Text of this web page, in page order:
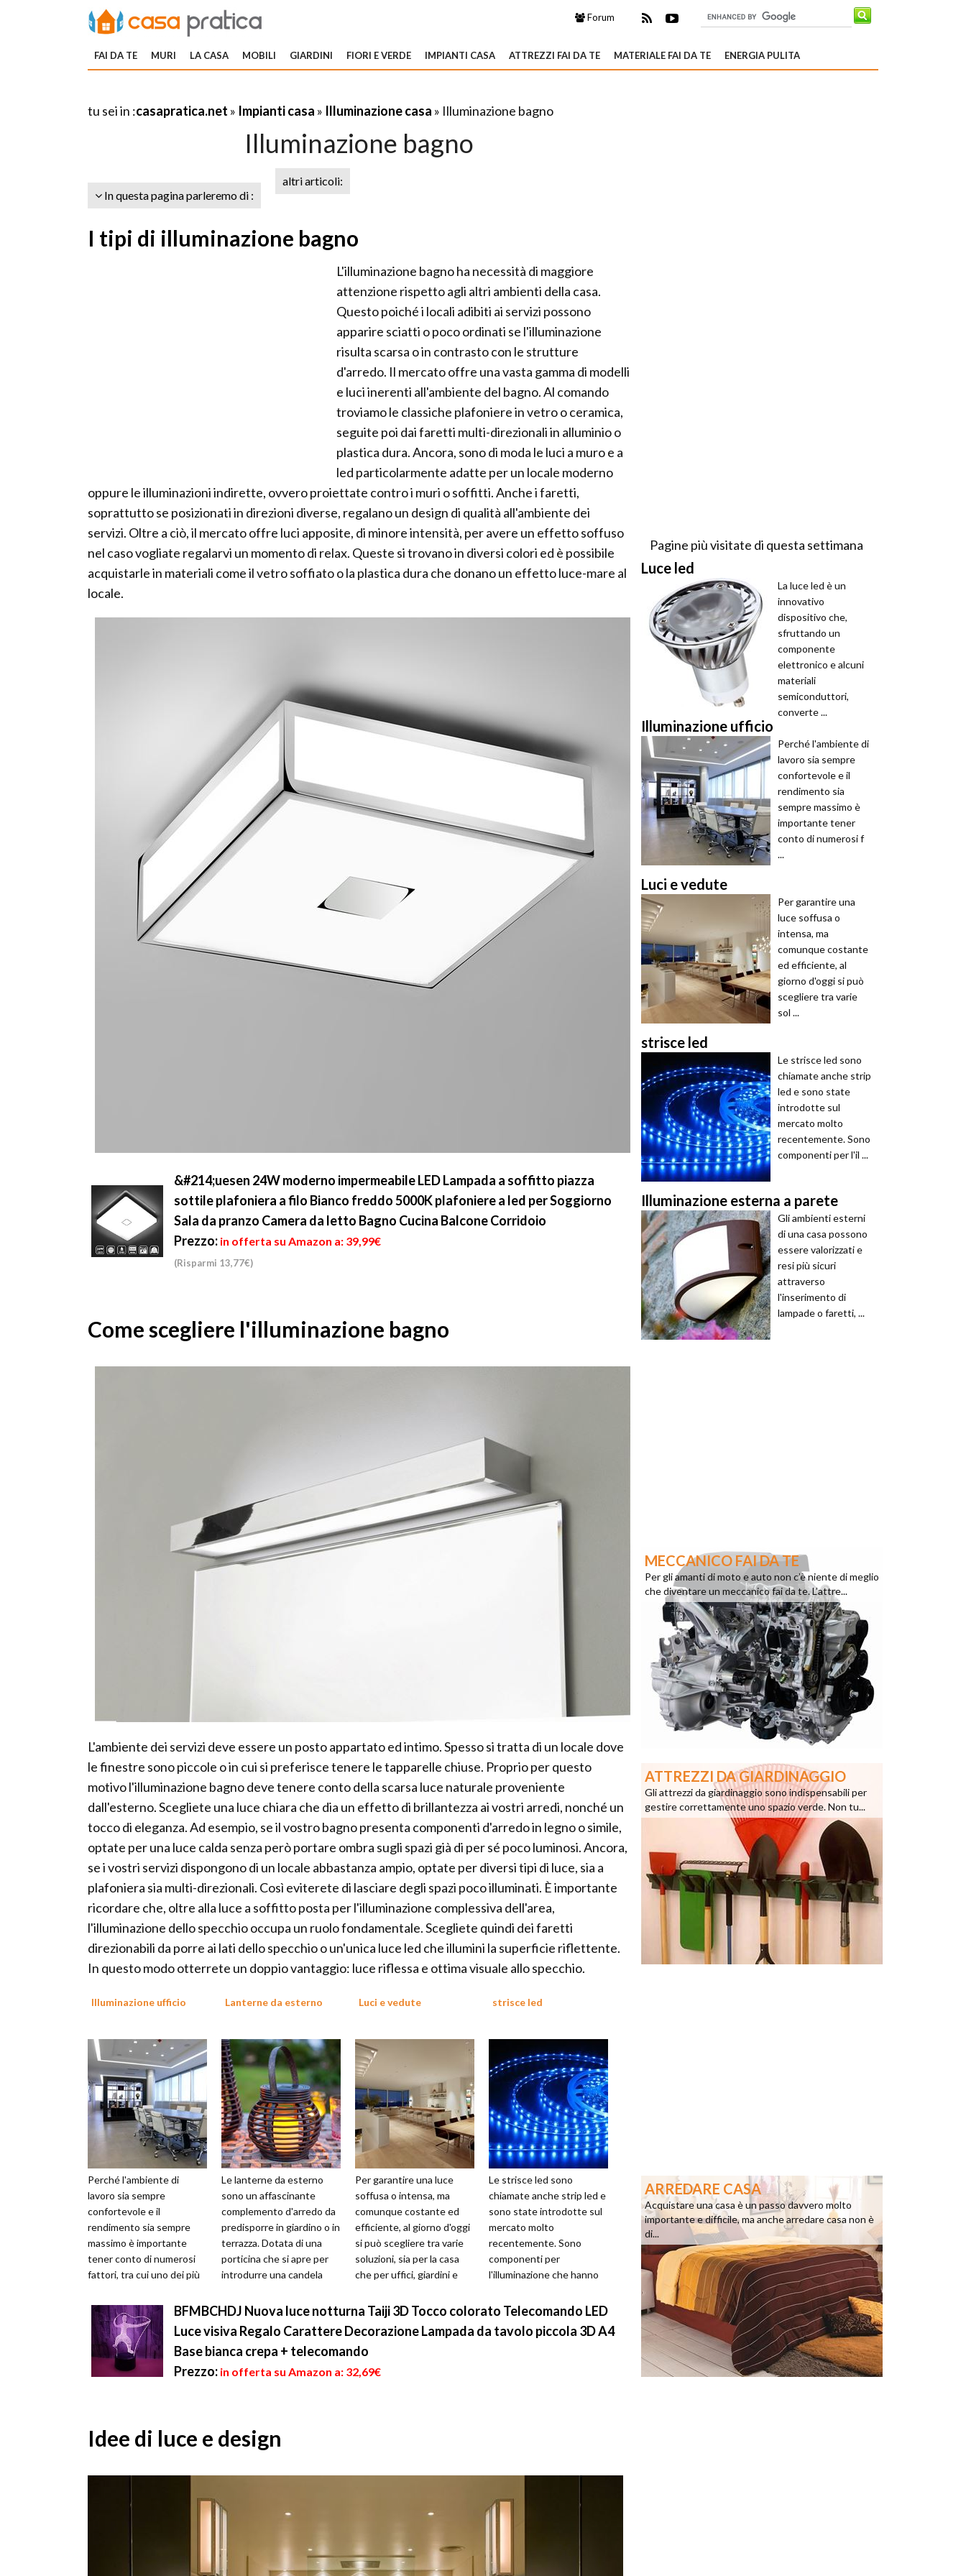
Forum
FAI DA TE MURI LA CASA MOBILI GIARDINI FIORI E VERDE IMPIANTI CASA ATTREZZI FAI DA TE MATERIALE FAI DA TE ENERGIA PULITA
tu sei in :casapratica.net » Impianti casa » Illuminazione casa » Illuminazione bagno
Illuminazione bagno
In questa pagina parleremo di :
altri articoli:
I tipi di illuminazione bagno
L'illuminazione bagno ha necessità di maggiore
attenzione rispetto agli altri ambienti della casa.
Questo poiché i locali adibiti ai servizi possono
apparire sciatti o poco ordinati se l'illuminazione
risulta scarsa o in contrasto con le strutture
d'arredo. Il mercato offre una vasta gamma di modelli
e luci inerenti all'ambiente del bagno. Al comando
troviamo le classiche plafoniere in vetro o ceramica,
seguite poi dai faretti multi-direzionali in alluminio o
plastica dura. Ancora, sono di moda le luci a muro e a
led particolarmente adatte per un locale moderno
oppure le illuminazioni indirette, ovvero proiettate contro i muri o soffitti. Anche i faretti,
soprattutto se posizionati in direzioni diverse, regalano un design di qualità all'ambiente dei
servizi. Oltre a ciò, il mercato offre luci apposite, di minore intensità, per avere un effetto soffuso
nel caso vogliate regalarvi un momento di relax. Queste si trovano in diversi colori ed è possibile
acquistarle in materiali come il vetro soffiato o la plastica dura che donano un effetto luce-mare al
locale.
&#214;uesen 24W moderno impermeabile LED Lampada a soffitto piazza
sottile plafoniera a filo Bianco freddo 5000K plafoniere a led per Soggiorno
Sala da pranzo Camera da letto Bagno Cucina Balcone Corridoio
Prezzo: in offerta su Amazon a: 39,99€
(Risparmi 13,77€)
Come scegliere l'illuminazione bagno
L'ambiente dei servizi deve essere un posto appartato ed intimo. Spesso si tratta di un locale dove
le finestre sono piccole o in cui si preferisce tenere le tapparelle chiuse. Proprio per questo
motivo l'illuminazione bagno deve tenere conto della scarsa luce naturale proveniente
dall'esterno. Scegliete una luce chiara che dia un effetto di brillantezza ai vostri arredi, nonché un
tocco di eleganza. Ad esempio, se il vostro bagno presenta componenti d'arredo in legno o simile,
optate per una luce calda senza però portare ombra sugli spazi già di per sé poco luminosi. Ancora,
se i vostri servizi dispongono di un locale abbastanza ampio, optate per diversi tipi di luce, sia a
plafoniera sia multi-direzionali. Così eviterete di lasciare degli spazi poco illuminati. È importante
ricordare che, oltre alla luce a soffitto posta per l'illuminazione complessiva dell'area,
l'illuminazione dello specchio occupa un ruolo fondamentale. Scegliete quindi dei faretti
direzionabili da porre ai lati dello specchio o un'unica luce led che illumini la superficie riflettente.
In questo modo otterrete un doppio vantaggio: luce riflessa e ottima visuale allo specchio.
Illuminazione ufficio
Perché l'ambiente di
lavoro sia sempre
confortevole e il
rendimento sia sempre
massimo è importante
tener conto di numerosi
fattori, tra cui uno dei più
l’illuminazione. Infatti
l'illumin...
Lanterne da esterno
Le lanterne da esterno
sono un affascinante
complemento d'arredo da
predisporre in giardino o in
terrazza. Dotata di una
porticina che si apre per
introdurre una candela
diffond...
Luci e vedute
Per garantire una luce
soffusa o intensa, ma
comunque costante ed
efficiente, al giorno d'oggi
si può scegliere tra varie
soluzioni, sia per la casa
che per uffici, giardini e
strisce led
Le strisce led sono
chiamate anche strip led e
sono state introdotte sul
mercato molto
recentemente. Sono
componenti per
l'illuminazione che hanno
successo grazie ai
BFMBCHDJ Nuova luce notturna Taiji 3D Tocco colorato Telecomando LED
Luce visiva Regalo Carattere Decorazione Lampada da tavolo piccola 3D A4
Base bianca crepa + telecomando
Prezzo: in offerta su Amazon a: 32,69€
Idee di luce e design
Pagine più visitate di questa settimana
Luce led
La luce led è un
innovativo
dispositivo che,
sfruttando un
componente
elettronico e alcuni
materiali
semiconduttori,
converte ...
Illuminazione ufficio
Perché l'ambiente di
lavoro sia sempre
confortevole e il
rendimento sia
sempre massimo è
importante tener
conto di numerosi f
...
Luci e vedute
Per garantire una
luce soffusa o
intensa, ma
comunque costante
ed efficiente, al
giorno d'oggi si può
scegliere tra varie
sol ...
strisce led
Le strisce led sono
chiamate anche strip
led e sono state
introdotte sul
mercato molto
recentemente. Sono
componenti per l'il ...
Illuminazione esterna a parete
Gli ambienti esterni
di una casa possono
essere valorizzati e
resi più sicuri
attraverso
l'inserimento di
lampade o faretti, ...
MECCANICO FAI DA TE
Per gli amanti di moto e auto non c’è niente di meglio
che diventare un meccanico fai da te. L’attre...
ATTREZZI DA GIARDINAGGIO
Gli attrezzi da giardinaggio sono indispensabili per
gestire correttamente uno spazio verde. Non tu...
ARREDARE CASA
Acquistare una casa è un passo davvero molto
importante e difficile, ma anche arredare casa non è
di...